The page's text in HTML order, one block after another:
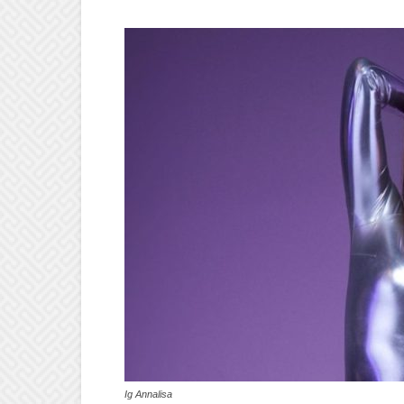
Ig Annalisa